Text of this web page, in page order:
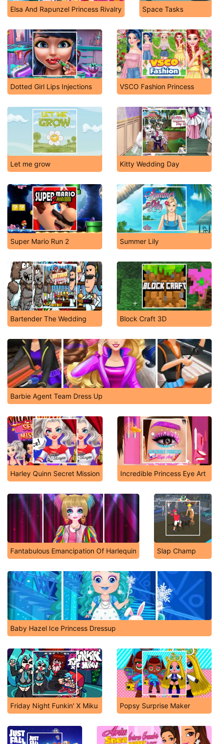
Elsa And Rapunzel Princess Rivalry Space Tasks
Dotted Girl Lips Injections VSCO Fashion Princess
Let me grow Kitty Wedding Day
Super Mario Run 2 Summer Lily
Bartender The Wedding Block Craft 3D
Barbie Agent Team Dress Up
Harley Quinn Secret Mission Incredible Princess Eye Art
Fantabulous Emancipation Of Harlequin Slap Champ
Baby Hazel Ice Princess Dressup
Friday Night Funkin' X Miku Popsy Surprise Maker